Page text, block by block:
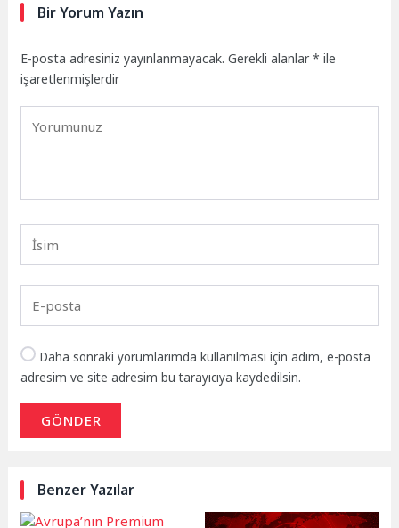
Bir Yorum Yazın
E-posta adresiniz yayınlanmayacak. Gerekli alanlar* ile
işaretlenmişlerdir
Daha sonraki yorumlarımda kullanılması için adım, e-posta
adresim ve site adresim bu tarayıcıya kaydedilsin.
GÖNDER
Benzer Yazılar